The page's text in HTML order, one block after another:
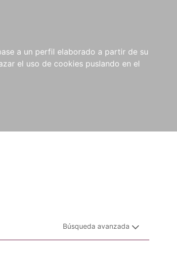
a un perfil elaborado a partir de su
el uso de cookies puslando en el
NOTICIAS
COMPRAS
INSTITUCIONALES
Búsqueda avanzada